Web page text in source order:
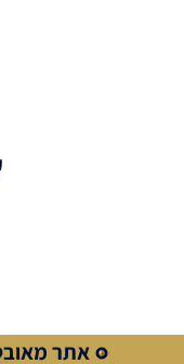
אתר